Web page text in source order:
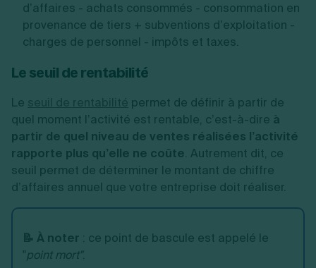
d’affaires - achats consommés - consommation en
provenance de tiers + subventions d’exploitation -
charges de personnel - impôts et taxes.
Le seuil de rentabilité
Le seuil de rentabilité permet de définir à partir de
quel moment l’activité est rentable, c’est-à-dire à
partir de quel niveau de ventes réalisées l’activité
rapporte plus qu’elle ne coûte. Autrement dit, ce
seuil permet de déterminer le montant de chiffre
d’affaires annuel que votre entreprise doit réaliser.
📝 À noter : ce point de bascule est appelé le
"point mort".